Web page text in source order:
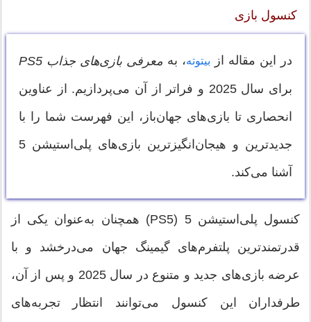
کنسول بازی
در این مقاله از بیتوته، به معرفی بازی‌های جذاب PS5
برای سال 2025 و فراتر از آن می‌پردازیم. از عناوین
انحصاری تا بازی‌های جهان‌باز، این فهرست شما را با
جدیدترین و هیجان‌انگیزترین بازی‌های پلی‌استیشن 5
آشنا می‌کند.
کنسول پلی‌استیشن 5 (PS5) همچنان به‌عنوان یکی از
قدرتمندترین پلتفرم‌های گیمینگ جهان می‌درخشد و با
عرضه بازی‌های جدید و متنوع در سال 2025 و پس از آن،
طرفداران این کنسول می‌توانند انتظار تجربه‌های